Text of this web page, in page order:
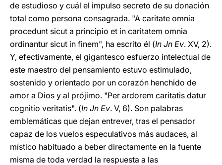
de estudioso y cuál el impulso secreto de su donación
total como persona consagrada. "A caritate omnia
procedunt sicut a principio et in caritatem omnia
ordinantur sicut in finem", ha escrito él (In Jn Ev. XV, 2).
Y, efectivamente, el gigantesco esfuerzo intelectual de
este maestro del pensamiento estuvo estimulado,
sostenido y orientado por un corazón henchido de
amor a Dios y al prójimo. "Per ardorem caritatis datur
cognitio veritatis". (In Jn Ev. V, 6). Son palabras
emblemáticas que dejan entrever, tras el pensador
capaz de los vuelos especulativos más audaces, al
místico habituado a beber directamente en la fuente
misma de toda verdad la respuesta a las